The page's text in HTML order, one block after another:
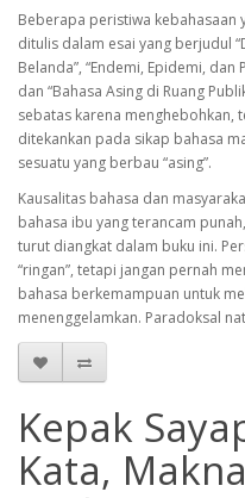
Beberapa peristiwa kebahasaan
ditulis dalam esai yang berjudul
Belanda”, “Endemi, Epidemi, dan
dan “Bahasa Asing di Ruang
sebatas karena
ditekankan pada sikap bahasa
sesuatu yang berbau “asing”.
Kausalitas bahasa dan
bahasa ibu yang terancam
turut diangkat dalam buku ini.
“ringan”, tetapi jangan pernah
bahasa berkemampuan untuk
menenggelamkan. Paradoksal
Kepak
Kata,